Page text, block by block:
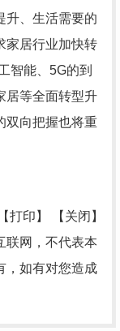
升、生活需要的
家居行业加快转
智能、5G的到
居等全面转型升
双向把握也将重
【打印】 【关闭】
联网，不代表本
，如有对您造成